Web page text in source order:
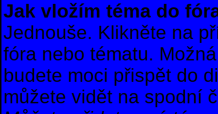
Jak vložím téma do
Jednouše. Klikněte na
fóra nebo tématu.
budete moci přispět do
můžete vidět na spodní